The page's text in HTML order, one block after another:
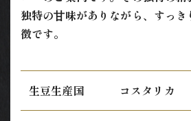
独特の⽢味がありながら、すっ
徴です。
生豆生産国 コスタリカ